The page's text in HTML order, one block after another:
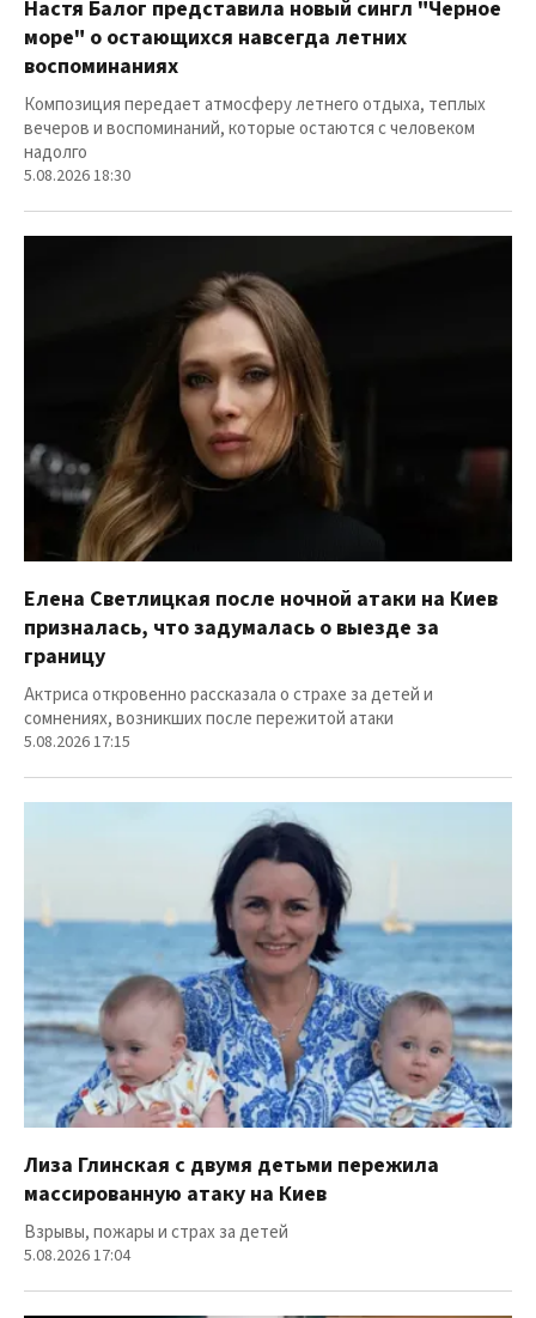
Настя Балог представила новый сингл "Черное
море" о остающихся навсегда летних
воспоминаниях
Композиция передает атмосферу летнего отдыха, теплых
вечеров и воспоминаний, которые остаются с человеком
надолго
5.08.2026 18:30
Елена Светлицкая после ночной атаки на Киев
призналась, что задумалась о выезде за
границу
Актриса откровенно рассказала о страхе за детей и
сомнениях, возникших после пережитой атаки
5.08.2026 17:15
Лиза Глинская с двумя детьми пережила
массированную атаку на Киев
Взрывы, пожары и страх за детей
5.08.2026 17:04